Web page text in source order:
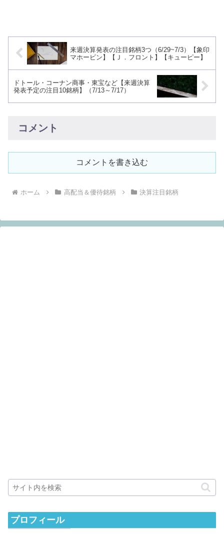
来週決算発表の注目銘柄3つ（6/29~7/3）【象印
マホービン】【Ｊ．フロント】【キューピー】
ドトール・コーナン商事・東宝など【来週決算
発表予定の注目10銘柄】（7/13～7/17）
コメント
コメントを書き込む
ホーム 高配当＆優待銘柄 決算注目銘柄
プロフィール